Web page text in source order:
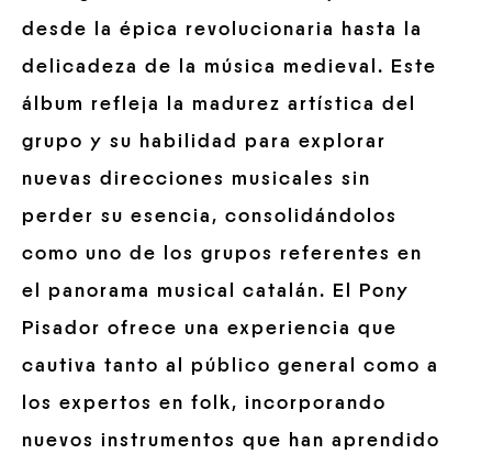
desde la épica revolucionaria hasta la
delicadeza de la música medieval. Este
álbum refleja la madurez artística del
grupo y su habilidad para explorar
nuevas direcciones musicales sin
perder su esencia, consolidándolos
como uno de los grupos referentes en
el panorama musical catalán. El Pony
Pisador ofrece una experiencia que
cautiva tanto al público general como a
los expertos en folk, incorporando
nuevos instrumentos que han aprendido